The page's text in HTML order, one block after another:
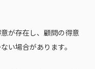
が存在し、顧問の得意
い場合があります。